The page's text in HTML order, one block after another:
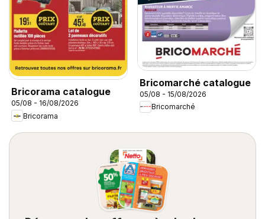
Bricorama catalogue
05/08 - 16/08/2026
Bricorama
Bricomarché catalogue
05/08 - 15/08/2026
Bricomarché